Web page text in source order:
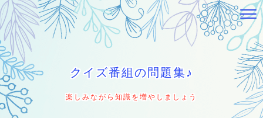
クイズ番組の問題集♪
楽しみながら知識を増やしましょう